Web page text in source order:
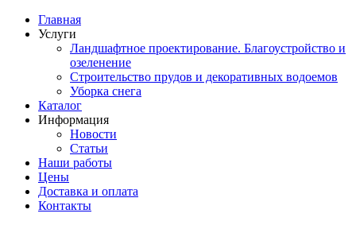
Главная
Услуги
Ландшафтное проектирование. Благоустройство и
озеленение
Строительство прудов и декоративных водоемов
Уборка снега
Каталог
Информация
Новости
Статьи
Наши работы
Цены
Доставка и оплата
Контакты